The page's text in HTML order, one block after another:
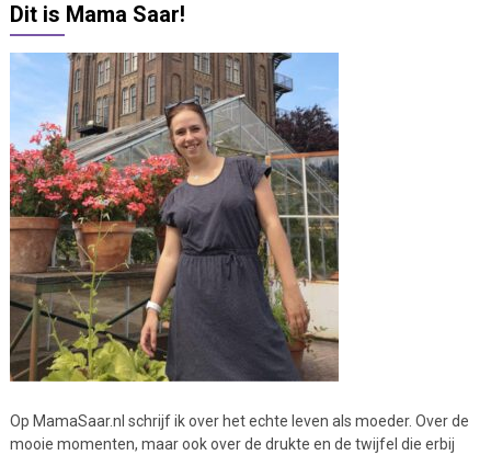
Dit is Mama Saar!
Op MamaSaar.nl schrijf ik over het echte leven als moeder. Over de
mooie momenten, maar ook over de drukte en de twijfel die erbij